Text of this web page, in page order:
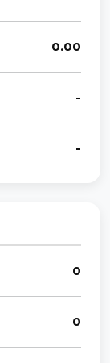
0.00
-
-
0
0